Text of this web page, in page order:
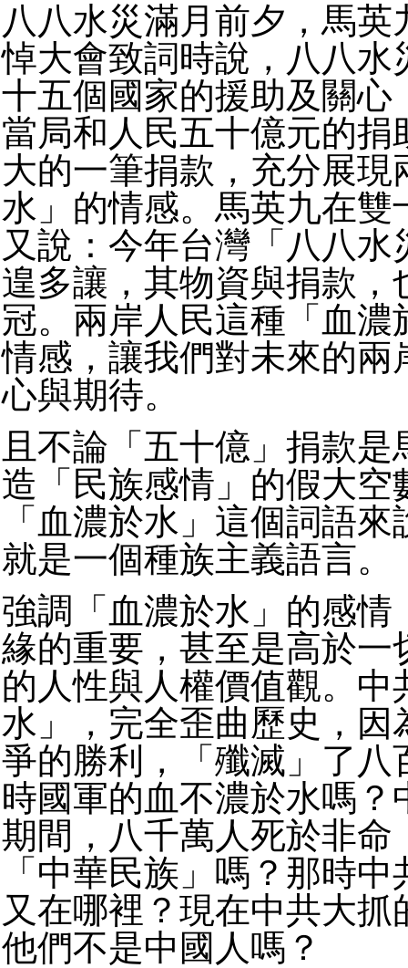
八八水災滿月前夕，馬英
悼大會致詞時說，八八水
十五個國家的援助及關心
當局和人民五十億元的捐
大的一筆捐款，充分展現
水」的情感。馬英九在雙
又說：今年台灣「八八水
遑多讓，其物資與捐款，
冠。兩岸人民這種「血濃
情感，讓我們對未來的兩
心與期待。
且不論「五十億」捐款
造「民族感情」的假大空
「血濃於水」這個詞語
就是一個種族主義語言。
強調「血濃於水」的感情
緣的重要，甚至是高於一
的人性與人權價值觀。中
水」，完全歪曲歷史，因
爭的勝利，「殲滅」了八
時國軍的血不濃於水嗎？
期間，八千萬人死於非命
「中華民族」嗎？那時
又在哪裡？現在中共大抓
他們不是中國人嗎？